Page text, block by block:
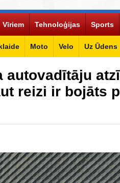
Moto Velo Uz Ūdens
Vīriem Tehnoloģijas Sports
autovadītāju
reizi ir bojāts